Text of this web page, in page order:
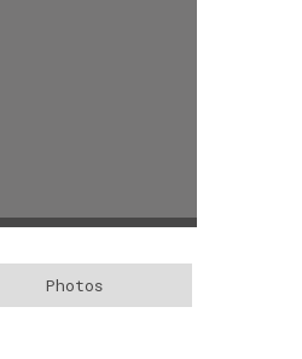
Photos